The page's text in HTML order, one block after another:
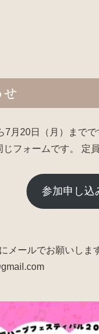
月20日（月）まで
フォームです。 定
参加申し込
メールでお願いしま